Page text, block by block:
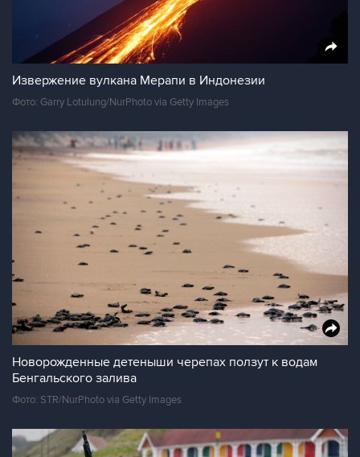
Извержение вулкана Мерапи в Индонезии
Фото: Garry Lotulung/NurPhoto via Getty Images
Новорожденные детеныши черепах ползут к водам
Бенгальского залива
Фото: STR/NurPhoto via Getty Images